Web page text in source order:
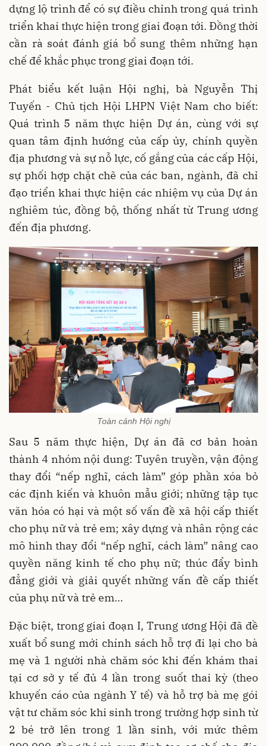
dựng lộ trình để có sự điều chỉnh trong quá trình
triển khai thực hiện trong giai đoạn tới. Đồng thời
cần rà soát đánh giá bổ sung thêm những hạn
chế để khắc phục trong giai đoạn tới.
Phát biểu kết luận Hội nghị, bà Nguyễn Thị
Tuyến - Chủ tịch Hội LHPN Việt Nam cho biết:
Quá trình 5 năm thực hiện Dự án, cùng với sự
quan tâm định hướng của cấp ủy, chính quyền
địa phương và sự nỗ lực, cố gắng của các cấp Hội,
sự phối hợp chặt chẽ của các ban, ngành, đã chỉ
đạo triển khai thực hiện các nhiệm vụ của Dự án
nghiêm túc, đồng bộ, thống nhất từ Trung ương
đến địa phương.
Toàn cảnh Hội nghị
Sau 5 năm thực hiện, Dự án đã cơ bản hoàn
thành 4 nhóm nội dung: Tuyên truyền, vận động
thay đổi “nếp nghĩ, cách làm” góp phần xóa bỏ
các định kiến và khuôn mẫu giới; những tập tục
văn hóa có hại và một số vấn đề xã hội cấp thiết
cho phụ nữ và trẻ em; xây dựng và nhân rộng các
mô hình thay đổi “nếp nghĩ, cách làm” nâng cao
quyền năng kinh tế cho phụ nữ; thúc đẩy bình
đẳng giới và giải quyết những vấn đề cấp thiết
của phụ nữ và trẻ em…
Đặc biệt, trong giai đoạn I, Trung ương Hội đã đề
xuất bổ sung mới chính sách hỗ trợ đi lại cho bà
mẹ và 1 người nhà chăm sóc khi đến khám thai
tại cơ sở y tế đủ 4 lần trong suốt thai kỳ (theo
khuyến cáo của ngành Y tế) và hỗ trợ bà mẹ gói
vật tư chăm sóc khi sinh trong trường hợp sinh từ
2 bé trở lên trong 1 lần sinh, với mức thêm